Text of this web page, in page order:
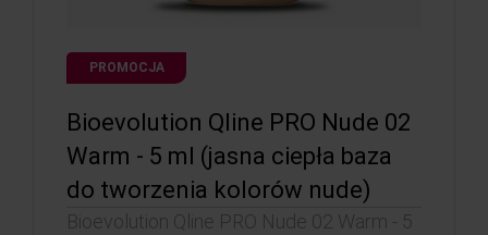
PROMOCJA
Bioevolution Qline PRO Nude 02
Warm - 5 ml (jasna ciepła baza
do tworzenia kolorów nude)
Bioevolution Qline PRO Nude 02 Warm - 5